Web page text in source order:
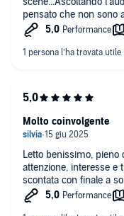
pensato che non sono
Letto benissimo,
attenzione, interesse e
scontata con finale a
Molto coinvolgente